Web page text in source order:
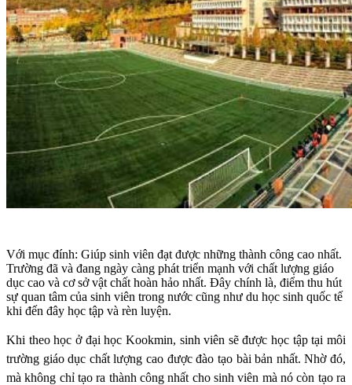
Với mục đính: Giúp sinh viên đạt được những thành công cao nhất.
Trường đã và đang ngày càng phát triển mạnh với chất lượng giáo
dục cao và cơ sở vật chất hoàn hảo nhất. Đây chính là, điểm thu hút
sự quan tâm của sinh viên trong nước cũng như du học sinh quốc tế
khi đến đây học tập và rèn luyện.
Khi theo học ở đại học Kookmin, sinh viên sẽ được học tập tại môi
trường giáo dục chất lượng cao được đào tạo bài bản nhất. Nhờ đó,
mà không chỉ tạo ra thành công nhất cho sinh viên mà nó còn tạo ra